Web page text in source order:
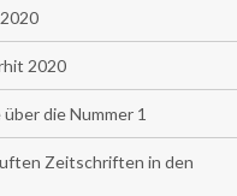
2020
die Nummer 1
Zeitschriften in den